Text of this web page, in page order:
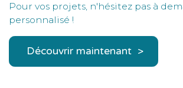
Pour vos projets, n'hésitez pas à
personnalisé !
Découvrir maintenant >